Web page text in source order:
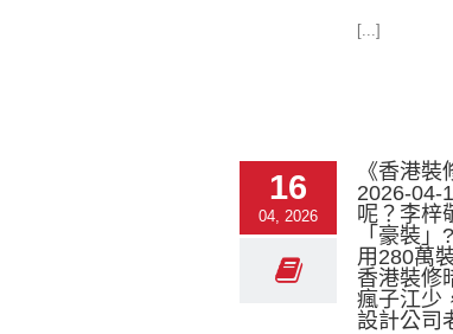
[...]
16
04, 2026
《香港裝
2026-04-
呢？李梓
「豪裝
用280萬
香港裝修
瘋子江少
設計公司